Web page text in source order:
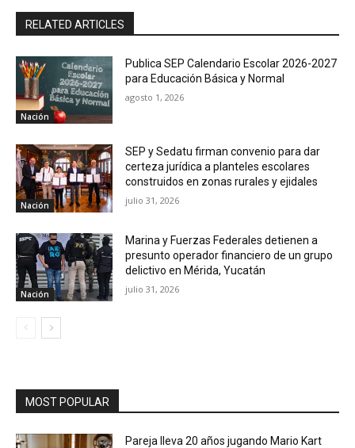
RELATED ARTICLES
Nación
Publica SEP Calendario Escolar 2026-2027
para Educación Básica y Normal
agosto 1, 2026
Nación
SEP y Sedatu firman convenio para dar
certeza jurídica a planteles escolares
construidos en zonas rurales y ejidales
julio 31, 2026
Nación
Marina y Fuerzas Federales detienen a
presunto operador financiero de un grupo
delictivo en Mérida, Yucatán
julio 31, 2026
MOST POPULAR
Pareja lleva 20 años jugando Mario Kart